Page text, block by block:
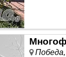
Победа,